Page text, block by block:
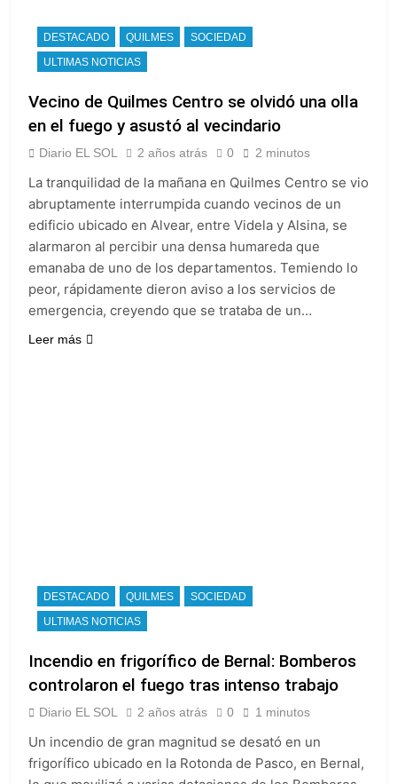
DESTACADO QUILMES
SOCIEDAD
ULTIMAS NOTICIAS
Vecino de Quilmes Centro se olvidó una olla
en el fuego y asustó al vecindario
Diario EL SOL 2 años atrás 0 2 minutos
La tranquilidad de la mañana en Quilmes Centro se vio
abruptamente interrumpida cuando vecinos de un
edificio ubicado en Alvear, entre Videla y Alsina, se
alarmaron al percibir una densa humareda que
emanaba de uno de los departamentos. Temiendo lo
peor, rápidamente dieron aviso a los servicios de
emergencia, creyendo que se trataba de un…
Leer más
DESTACADO QUILMES
SOCIEDAD
ULTIMAS NOTICIAS
Incendio en frigorífico de Bernal: Bomberos
controlaron el fuego tras intenso trabajo
Diario EL SOL 2 años atrás 0 1 minutos
Un incendio de gran magnitud se desató en un
frigorífico ubicado en la Rotonda de Pasco, en Bernal,